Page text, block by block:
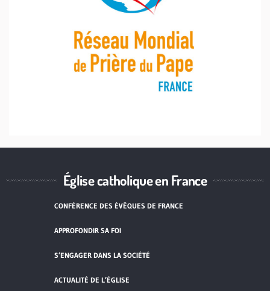
Église catholique en France
CONFÉRENCE DES ÉVÊQUES DE FRANCE
APPROFONDIR SA FOI
S’ENGAGER DANS LA SOCIÉTÉ
ACTUALITÉ DE L’ÉGLISE